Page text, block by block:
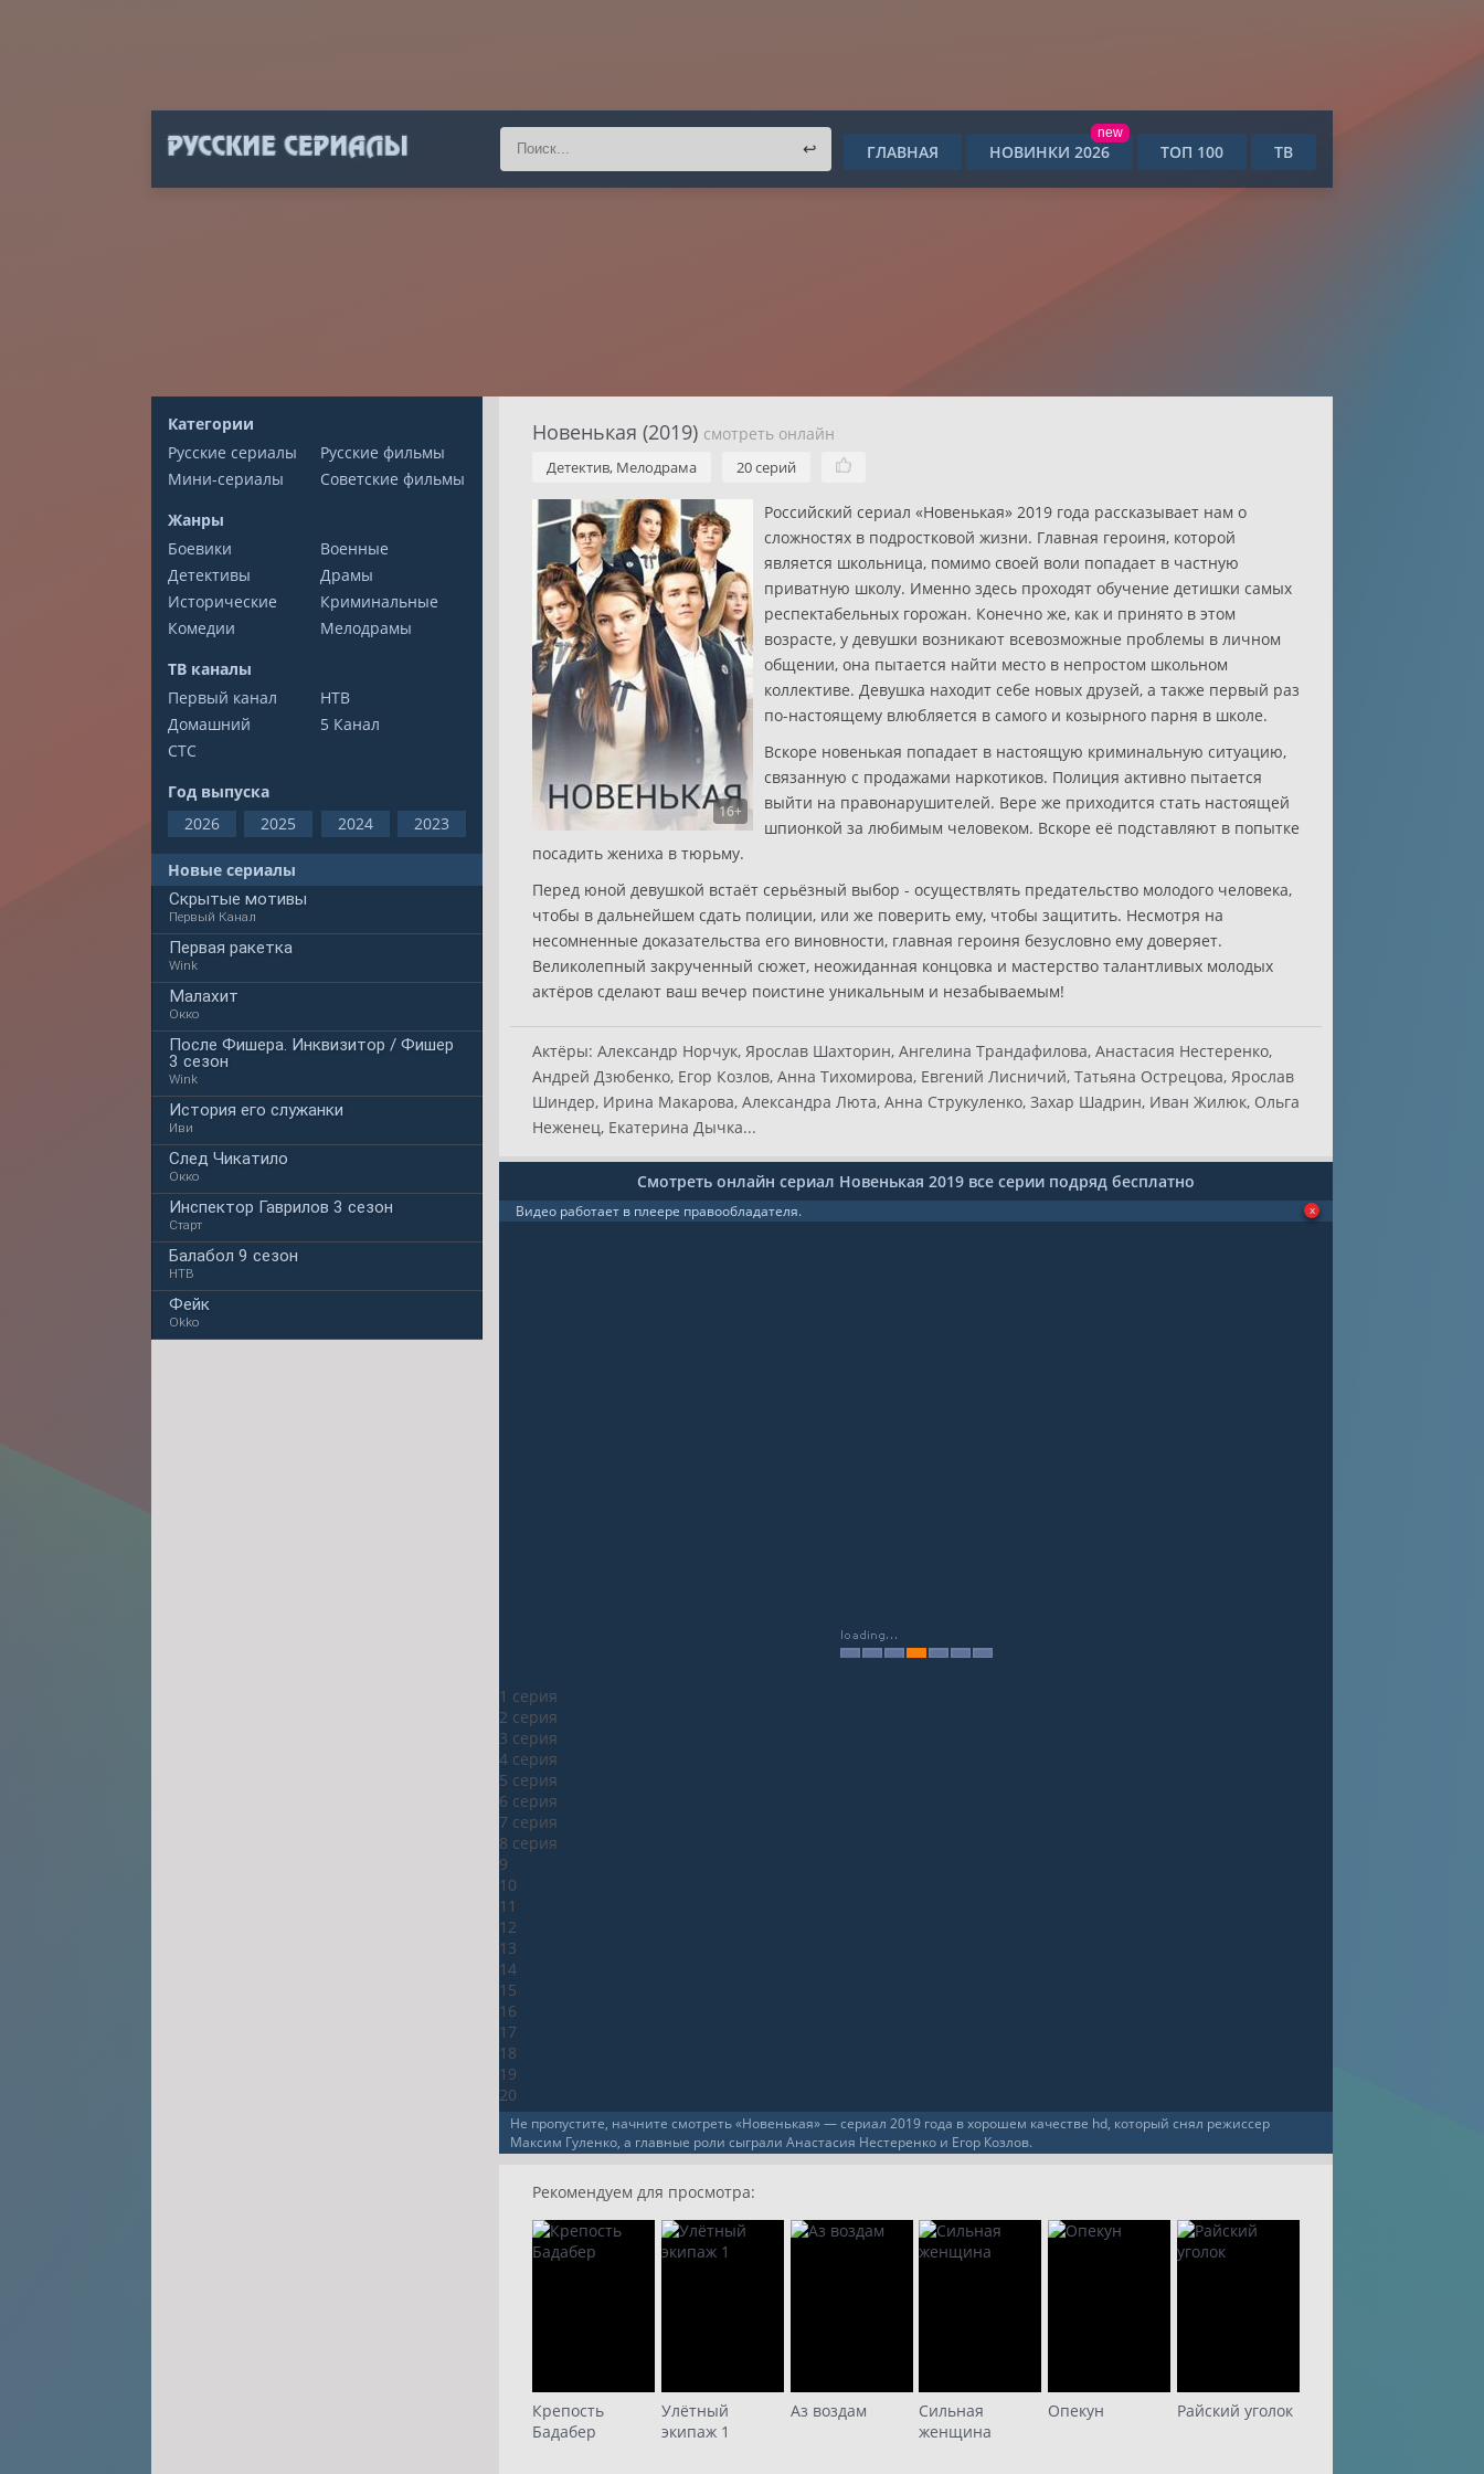
↩ ГЛАВНАЯ НОВИНКИ 2026
new
ТОП 100 ТВ
Новенькая (2019) смотреть онлайн
Детектив, Мелодрама 20 серий
16+
Российский сериал «Новенькая» 2019 года рассказывает нам о
сложностях в подростковой жизни. Главная героиня, которой
является школьница, помимо своей воли попадает в частную
приватную школу. Именно здесь проходят обучение детишки самых
респектабельных горожан. Конечно же, как и принято в этом
возрасте, у девушки возникают всевозможные проблемы в личном
общении, она пытается найти место в непростом школьном
коллективе. Девушка находит себе новых друзей, а также первый раз
по-настоящему влюбляется в самого и козырного парня в школе.
Вскоре новенькая попадает в настоящую криминальную ситуацию,
связанную с продажами наркотиков. Полиция активно пытается
выйти на правонарушителей. Вере же приходится стать настоящей
шпионкой за любимым человеком. Вскоре её подставляют в попытке
посадить жениха в тюрьму.
Перед юной девушкой встаёт серьёзный выбор - осуществлять предательство молодого человека,
чтобы в дальнейшем сдать полиции, или же поверить ему, чтобы защитить. Несмотря на
несомненные доказательства его виновности, главная героиня безусловно ему доверяет.
Великолепный закрученный сюжет, неожиданная концовка и мастерство талантливых молодых
актёров сделают ваш вечер поистине уникальным и незабываемым!
Актёры: Александр Норчук, Ярослав Шахторин, Ангелина Трандафилова, Анастасия Нестеренко,
Андрей Дзюбенко, Егор Козлов, Анна Тихомирова, Евгений Лисничий, Татьяна Острецова, Ярослав
Шиндер, Ирина Макарова, Александра Люта, Анна Струкуленко, Захар Шадрин, Иван Жилюк, Ольга
Неженец, Екатерина Дычка...
Смотреть онлайн сериал Новенькая 2019 все серии подряд бесплатно
Видео работает в плеере правообладателя.
1 серия
2 серия
3 серия
4 серия
5 серия
6 серия
7 серия
8 серия
9
10
11
12
13
14
15
16
17
18
19
20
Не пропустите, начните смотреть «Новенькая» — сериал 2019 года в хорошем качестве hd, который снял режиссер
Максим Гуленко, а главные роли сыграли Анастасия Нестеренко и Егор Козлов.
Рекомендуем для просмотра:
Крепость
Бадабер
Улётный
экипаж 1
Аз воздам
Сильная
женщина
Опекун Райский уголок
Категории
Русские сериалы
Русские фильмы
Мини-сериалы
Советские фильмы
Жанры
Боевики
Военные
Детективы
Драмы
Исторические
Криминальные
Комедии
Мелодрамы
ТВ каналы
Первый канал
НТВ
Домашний
5 Канал
СТС
Год выпуска
2026
2025 2024 2023
Новые сериалы
Скрытые мотивы
Первый Канал
Первая ракетка
Wink
Малахит
Окко
После Фишера. Инквизитор / Фишер
3 сезон
Wink
История его служанки
Иви
След Чикатило
Окко
Инспектор Гаврилов 3 сезон
Старт
Балабол 9 сезон
НТВ
Фейк
Okko